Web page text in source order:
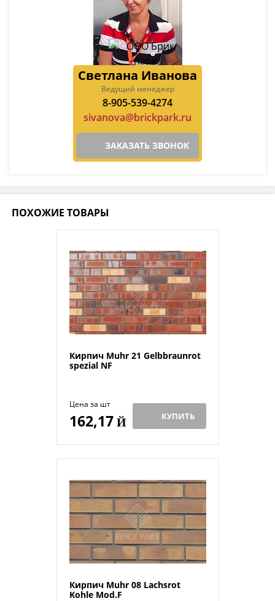
Светлана Иванова
Ведущий менеджер
8-905-539-4274
sivanova@brickpark.ru
ЗАКАЗАТЬ ЗВОНОК
ПОХОЖИЕ ТОВАРЫ
Кирпич Muhr 21 Gelbbraunrot
spezial NF
Цена за шт
162,17Й КУПИТЬ
Кирпич Muhr 08 Lachsrot
Kohle Mod.F